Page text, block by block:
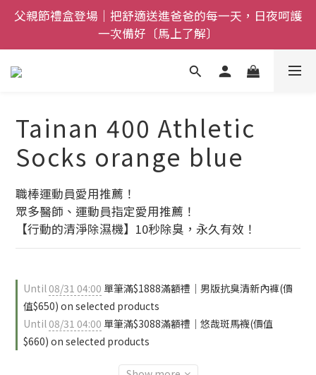
全館$800免運｜任搭８折起｜滿額再送新品-悠哉斑馬
襪〔立即了解〕
父親節禮盒登場｜把舒適送進爸爸的每一天，日夜呵護
一次備好〔馬上了解〕
襪〔立即了解〕
Tainan 400 Athletic
Socks orange blue
職棒運動員愛用推薦！
眾多醫師、運動員指定愛用推薦！
【行動的清淨除濕機】10秒除臭，永久有效！
Until08/31 04:00 單筆滿$1888滿額禮｜男版抗臭清新內褲(價
值$650) on selected products
Until08/31 04:00 單筆滿$3088滿額禮｜悠哉斑馬襪(價值
$660) on selected products